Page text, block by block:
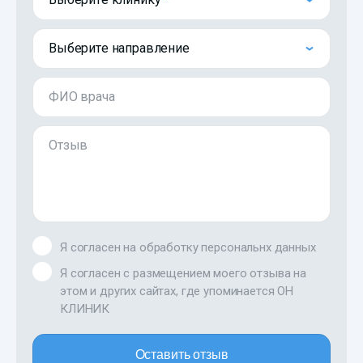
Выберите направление
ФИО врача
Отзыв
Я согласен на обработку персональнх данных
Я согласен с размещением моего отзыва на
этом и других сайтах, где упоминается ОН
КЛИНИК
Оставить отзыв